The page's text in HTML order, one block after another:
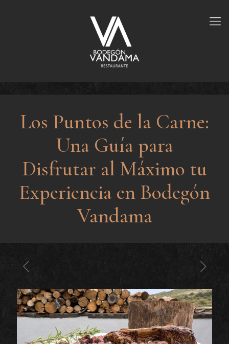
Los Puntos de la Carne:
Una Guía para
Disfrutar al Máximo tu
Experiencia en Bodegón
Vandama